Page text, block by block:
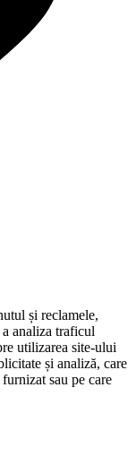
și reclamele,
analiza traficul
utilizarea site-ului
și analiză, care
sau pe care